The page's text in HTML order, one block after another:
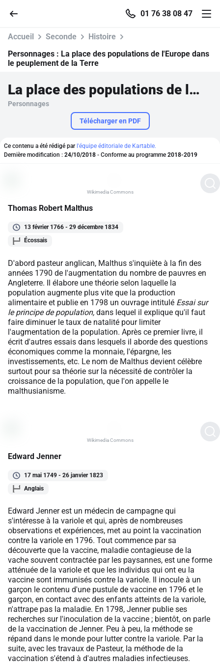
01 76 38 08 47
Parcourir
S'inscrire gratuitement
Pour profiter de 10 contenus offerts.
Accueil Seconde
Histoire
Personnages : La place des populations de l'Europe dans
le peuplement de la Terre
La place des populations de l'Europe dans le peuplement de la Terre
Personnages
Télécharger en PDF
Ce contenu a été rédigé par l'équipe éditoriale de Kartable.
Dernière modification : 24/10/2018 - Conforme au programme 2018-2019
Wikimedia Commons
Thomas Robert Malthus
13 février 1766 - 29 décembre 1834
Écossais
D'abord pasteur anglican, Malthus s'inquiète à la fin des
années 1790 de l'augmentation du nombre de pauvres en
Angleterre. Il élabore une théorie selon laquelle la
population augmente plus vite que la production
alimentaire et publie en 1798 un ouvrage intitulé Essai sur
le principe de population, dans lequel il explique qu'il faut
faire diminuer le taux de natalité pour limiter
l'augmentation de la population. Après ce premier livre, il
écrit d'autres essais dans lesquels il aborde des questions
économiques comme la monnaie, l'épargne, les
investissements, etc. Le nom de Malthus devient célèbre
surtout pour sa théorie sur la nécessité de contrôler la
croissance de la population, que l'on appelle le
malthusianisme.
Wikimedia Commons
Edward Jenner
17 mai 1749 - 26 janvier 1823
Anglais
Edward Jenner est un médecin de campagne qui
s'intéresse à la variole et qui, après de nombreuses
observations et expériences, met au point la vaccination
contre la variole en 1796. Tout commence par sa
découverte que la vaccine, maladie contagieuse de la
vache souvent contractée par les paysannes, est une forme
atténuée de la variole et que les individus qui ont eu la
vaccine sont immunisés contre la variole. Il inocule à un
garçon le contenu d'une pustule de vaccine en 1796 et le
garçon, en contact avec des enfants atteints de la variole,
n'attrape pas la maladie. En 1798, Jenner publie ses
recherches sur l'inoculation de la vaccine ; bientôt, on parle
de la vaccination de Jenner. Peu à peu, la méthode se
répand dans le monde pour lutter contre la variole. Par la
suite, avec les travaux de Pasteur, la méthode de la
vaccination s'étend à d'autres maladies infectieuses.